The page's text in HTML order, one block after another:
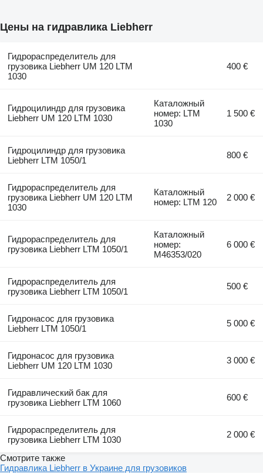
Цены на гидравлика Liebherr
Гидрораспределитель для
грузовика Liebherr UM 120 LTM
1030
400 €
Гидроцилиндр для грузовика
Liebherr UM 120 LTM 1030
Каталожный
номер: LTM
1030
1 500 €
Гидроцилиндр для грузовика
Liebherr LTM 1050/1
800 €
Гидрораспределитель для
грузовика Liebherr UM 120 LTM
1030
Каталожный
номер: LTM 120
2 000 €
Гидрораспределитель для
грузовика Liebherr LTM 1050/1
Каталожный
номер:
M46353/020
6 000 €
Гидрораспределитель для
грузовика Liebherr LTM 1050/1
500 €
Гидронасос для грузовика
Liebherr LTM 1050/1
5 000 €
Гидронасос для грузовика
Liebherr UM 120 LTM 1030
3 000 €
Гидравлический бак для
грузовика Liebherr LTM 1060
600 €
Гидрораспределитель для
грузовика Liebherr LTM 1030
2 000 €
Смотрите также
Гидравлика Liebherr в Украине для грузовиков